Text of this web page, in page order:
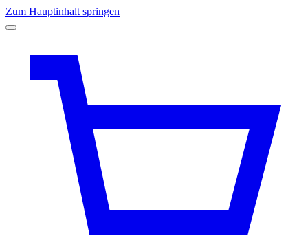
Zum Hauptinhalt springen